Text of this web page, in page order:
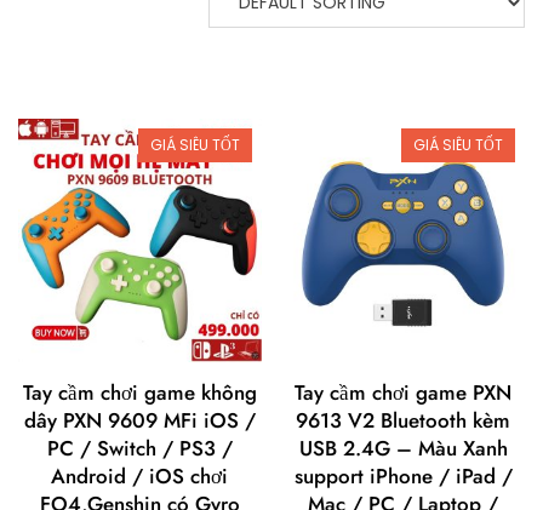
GIÁ SIÊU TỐT
Tay cầm chơi game không
dây PXN 9609 MFi iOS /
PC / Switch / PS3 /
Android / iOS chơi
FO4,Genshin có Gyro
GIÁ SIÊU TỐT
Tay cầm chơi game PXN
9613 V2 Bluetooth kèm
USB 2.4G – Màu Xanh
support iPhone / iPad /
Mac / PC / Laptop /